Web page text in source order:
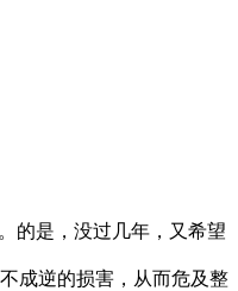
的是，没过几年，又希望
成逆的损害，从而危及整